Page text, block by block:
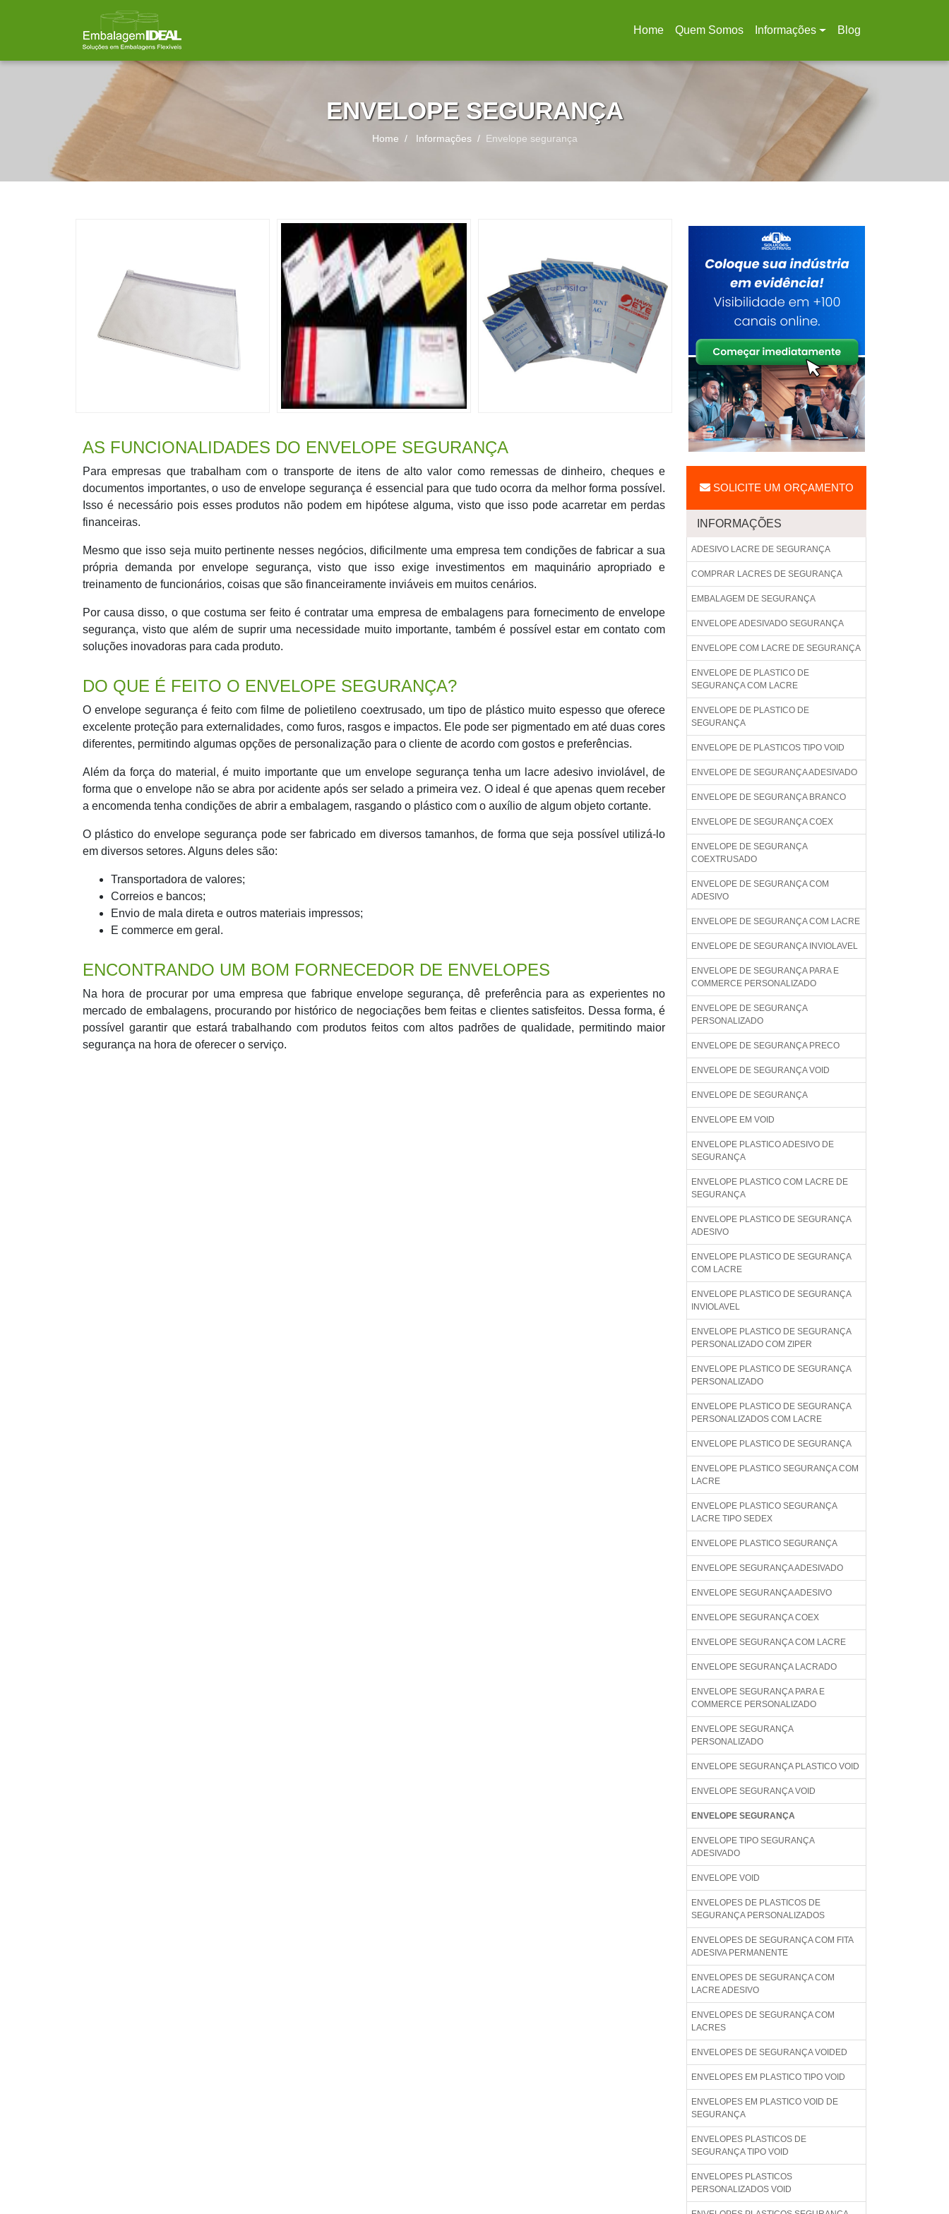
Home
(current)
Quem Somos Informações Blog
ENVELOPE SEGURANÇA
Home Informações Envelope segurança
AS FUNCIONALIDADES DO ENVELOPE SEGURANÇA
Para empresas que trabalham com o transporte de itens de alto valor como remessas de dinheiro, cheques e
documentos importantes, o uso de envelope segurança é essencial para que tudo ocorra da melhor forma possível.
Isso é necessário pois esses produtos não podem em hipótese alguma, visto que isso pode acarretar em perdas
financeiras.
Mesmo que isso seja muito pertinente nesses negócios, dificilmente uma empresa tem condições de fabricar a sua
própria demanda por envelope segurança, visto que isso exige investimentos em maquinário apropriado e
treinamento de funcionários, coisas que são financeiramente inviáveis em muitos cenários.
Por causa disso, o que costuma ser feito é contratar uma empresa de embalagens para fornecimento de envelope
segurança, visto que além de suprir uma necessidade muito importante, também é possível estar em contato com
soluções inovadoras para cada produto.
DO QUE É FEITO O ENVELOPE SEGURANÇA?
O envelope segurança é feito com filme de polietileno coextrusado, um tipo de plástico muito espesso que oferece
excelente proteção para externalidades, como furos, rasgos e impactos. Ele pode ser pigmentado em até duas cores
diferentes, permitindo algumas opções de personalização para o cliente de acordo com gostos e preferências.
Além da força do material, é muito importante que um envelope segurança tenha um lacre adesivo inviolável, de
forma que o envelope não se abra por acidente após ser selado a primeira vez. O ideal é que apenas quem receber
a encomenda tenha condições de abrir a embalagem, rasgando o plástico com o auxílio de algum objeto cortante.
O plástico do envelope segurança pode ser fabricado em diversos tamanhos, de forma que seja possível utilizá-lo
em diversos setores. Alguns deles são:
Transportadora de valores;
Correios e bancos;
Envio de mala direta e outros materiais impressos;
E commerce em geral.
ENCONTRANDO UM BOM FORNECEDOR DE ENVELOPES
Na hora de procurar por uma empresa que fabrique envelope segurança, dê preferência para as experientes no
mercado de embalagens, procurando por histórico de negociações bem feitas e clientes satisfeitos. Dessa forma, é
possível garantir que estará trabalhando com produtos feitos com altos padrões de qualidade, permitindo maior
segurança na hora de oferecer o serviço.
SOLICITE UM ORÇAMENTO
INFORMAÇÕES
ADESIVO LACRE DE SEGURANÇA
COMPRAR LACRES DE SEGURANÇA
EMBALAGEM DE SEGURANÇA
ENVELOPE ADESIVADO SEGURANÇA
ENVELOPE COM LACRE DE SEGURANÇA
ENVELOPE DE PLASTICO DE
SEGURANÇA COM LACRE
ENVELOPE DE PLASTICO DE
SEGURANÇA
ENVELOPE DE PLASTICOS TIPO VOID
ENVELOPE DE SEGURANÇA ADESIVADO
ENVELOPE DE SEGURANÇA BRANCO
ENVELOPE DE SEGURANÇA COEX
ENVELOPE DE SEGURANÇA
COEXTRUSADO
ENVELOPE DE SEGURANÇA COM
ADESIVO
ENVELOPE DE SEGURANÇA COM LACRE
ENVELOPE DE SEGURANÇA INVIOLAVEL
ENVELOPE DE SEGURANÇA PARA E
COMMERCE PERSONALIZADO
ENVELOPE DE SEGURANÇA
PERSONALIZADO
ENVELOPE DE SEGURANÇA PRECO
ENVELOPE DE SEGURANÇA VOID
ENVELOPE DE SEGURANÇA
ENVELOPE EM VOID
ENVELOPE PLASTICO ADESIVO DE
SEGURANÇA
ENVELOPE PLASTICO COM LACRE DE
SEGURANÇA
ENVELOPE PLASTICO DE SEGURANÇA
ADESIVO
ENVELOPE PLASTICO DE SEGURANÇA
COM LACRE
ENVELOPE PLASTICO DE SEGURANÇA
INVIOLAVEL
ENVELOPE PLASTICO DE SEGURANÇA
PERSONALIZADO COM ZIPER
ENVELOPE PLASTICO DE SEGURANÇA
PERSONALIZADO
ENVELOPE PLASTICO DE SEGURANÇA
PERSONALIZADOS COM LACRE
ENVELOPE PLASTICO DE SEGURANÇA
ENVELOPE PLASTICO SEGURANÇA COM
LACRE
ENVELOPE PLASTICO SEGURANÇA
LACRE TIPO SEDEX
ENVELOPE PLASTICO SEGURANÇA
ENVELOPE SEGURANÇA ADESIVADO
ENVELOPE SEGURANÇA ADESIVO
ENVELOPE SEGURANÇA COEX
ENVELOPE SEGURANÇA COM LACRE
ENVELOPE SEGURANÇA LACRADO
ENVELOPE SEGURANÇA PARA E
COMMERCE PERSONALIZADO
ENVELOPE SEGURANÇA
PERSONALIZADO
ENVELOPE SEGURANÇA PLASTICO VOID
ENVELOPE SEGURANÇA VOID
ENVELOPE SEGURANÇA
ENVELOPE TIPO SEGURANÇA
ADESIVADO
ENVELOPE VOID
ENVELOPES DE PLASTICOS DE
SEGURANÇA PERSONALIZADOS
ENVELOPES DE SEGURANÇA COM FITA
ADESIVA PERMANENTE
ENVELOPES DE SEGURANÇA COM
LACRE ADESIVO
ENVELOPES DE SEGURANÇA COM
LACRES
ENVELOPES DE SEGURANÇA VOIDED
ENVELOPES EM PLASTICO TIPO VOID
ENVELOPES EM PLASTICO VOID DE
SEGURANÇA
ENVELOPES PLASTICOS DE
SEGURANÇA TIPO VOID
ENVELOPES PLASTICOS
PERSONALIZADOS VOID